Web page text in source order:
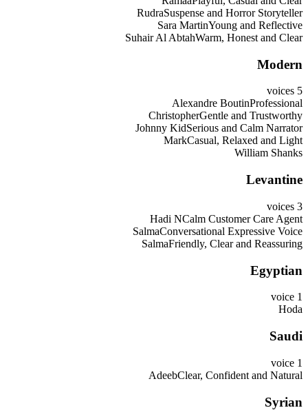
RudraSuspense and Horror Storyteller
Sara MartinYoung and Reflective
Suhair Al AbtahWarm, Honest and Clear
Modern
5
voices
Alexandre BoutinProfessional
ChristopherGentle and Trustworthy
Johnny KidSerious and Calm Narrator
MarkCasual, Relaxed and Light
William Shanks
Levantine
3
voices
Hadi NCalm Customer Care Agent
SalmaConversational Expressive Voice
SalmaFriendly, Clear and Reassuring
Egyptian
1
voice
Hoda
Saudi
1
voice
AdeebClear, Confident and Natural
Syrian